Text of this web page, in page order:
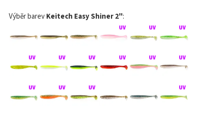
Výběr barevKeitech Easy Shiner 2":